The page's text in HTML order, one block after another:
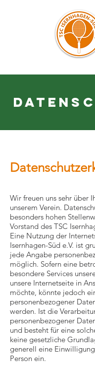
Wir freuen uns sehr über
unserem Verein.
besonders hohen
Vorstand des TSC
Eine Nutzung der
Isernhagen-Süd e.V. ist
jede Angabe
möglich. Sofern eine
besondere Services
unsere Internetseite in
möchte, könnte jedoch
personenbezogener
werden. Ist die
personenbezogener
und besteht für eine
keine gesetzliche
generell eine
Person ein.